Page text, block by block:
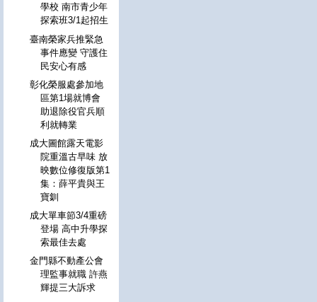
學校 南市青少年
探索班3/1起招生
臺南榮家兵推緊急
事件應變 守護住
民安心有感
彰化榮服處參加地
區第1場就博會
助退除役官兵順
利就轉業
成大圖館露天電影
院重溫古早味 放
映數位修復版第1
集：薛平貴與王
寶釧
成大單車節3/4重磅
登場 高中升學探
索最佳去處
金門縣不動產公會
理監事就職 許燕
輝提三大訴求